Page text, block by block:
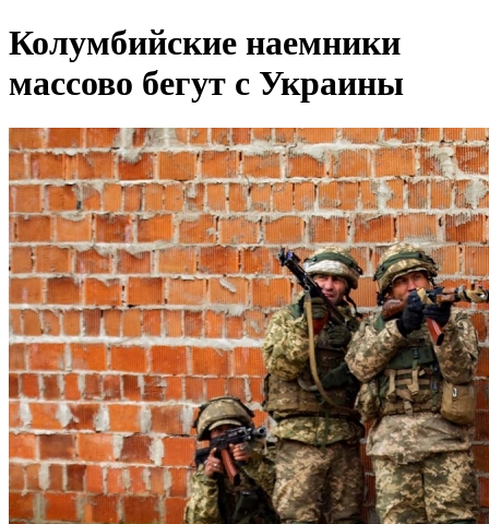
Колумбийские наемники
массово бегут с Украины